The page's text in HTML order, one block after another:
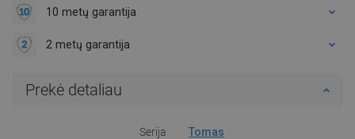
10 metų garantija
2 metų garantija
Prekė detaliau
Serija Tomas